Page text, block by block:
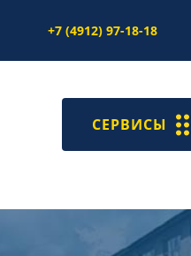
+7 (4912) 97-18-18
СЕРВИСЫ